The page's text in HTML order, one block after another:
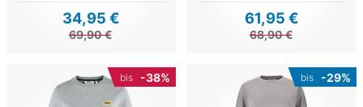
34,95 €
69,90 €
61,95 €
68,90 €
bis -38% bis -29%